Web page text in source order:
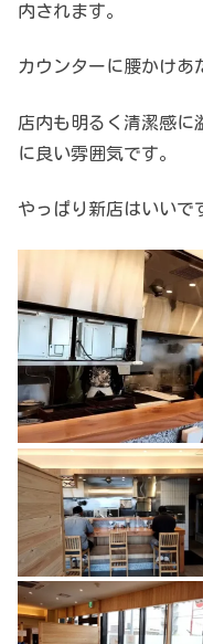
内されます。
カウンターに腰かけあ
店内も明るく清潔感に
に良い雰囲気です。
やっぱり新店はいいで